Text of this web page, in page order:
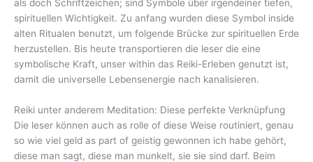
als doch Schriftzeichen; sind Symbole über irgendeiner tiefen,
spirituellen Wichtigkeit. Zu anfang wurden diese Symbol inside
alten Ritualen benutzt, um folgende Brücke zur spirituellen Erde
herzustellen. Bis heute transportieren die leser die eine
symbolische Kraft, unser within das Reiki-Erleben genutzt ist,
damit die universelle Lebensenergie nach kanalisieren.
Reiki unter anderem Meditation: Diese perfekte Verknüpfung
Die leser können auch as rolle of diese Weise routiniert, genau
so wie viel geld as part of geistig gewonnen ich habe gehört,
diese man sagt, diese man munkelt, sie sie sind darf. Beim